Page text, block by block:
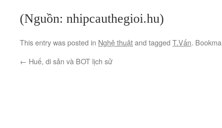
(Nguồn: nhipcauthegioi.hu)
This entry was posted in Nghệ thuậtand tagged T.Vấn.
← Huế, di sản và BOT lịch sử